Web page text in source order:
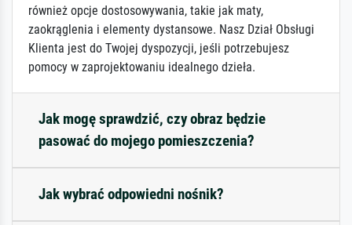
również opcje dostosowywania, takie jak maty,
zaokrąglenia i elementy dystansowe. Nasz Dział Obsługi
Klienta jest do Twojej dyspozycji, jeśli potrzebujesz
pomocy w zaprojektowaniu idealnego dzieła.
Jak mogę sprawdzić, czy obraz będzie
pasować do mojego pomieszczenia?
Jak wybrać odpowiedni nośnik?